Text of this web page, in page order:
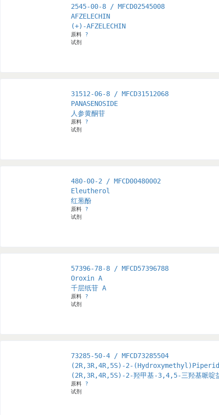
2545-00-8 / MFCD02545008
AFZELECHIN
(+)-AFZELECHIN
原料 ?
试剂
31512-06-8 / MFCD31512068
PANASENOSIDE
人参黄酮苷
原料 ?
试剂
480-00-2 / MFCD00480002
Eleutherol
红葱酚
原料 ?
试剂
57396-78-8 / MFCD57396788
Oroxin A
千层纸苷 A
原料 ?
试剂
73285-50-4 / MFCD73285504
(2R,3R,4R,5S)-2-
(2R,3R,4R,5S)-2-羟甲基-3,4,5-三羟基哌啶
原料 ?
试剂